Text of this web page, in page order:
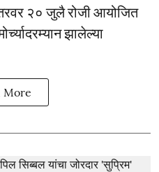
२० जुलै रोजी आयोजित
झालेल्या
More